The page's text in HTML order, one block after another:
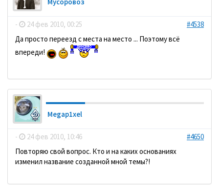
Мусоровоз
- 24 фев 2010, 00:25
#4538
Да просто переезд с места на место ... Поэтому всё
впереди!
Megap1xel
- 24 фев 2010, 10:46
#4650
Повторяю свой вопрос. Кто и на каких основаниях
изменил название созданной мной темы?!